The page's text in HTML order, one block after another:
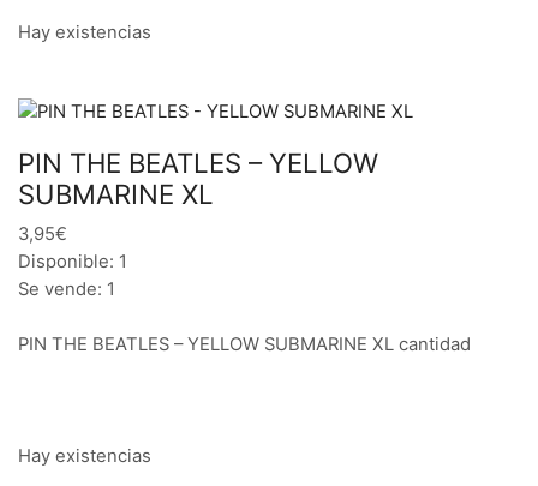
Hay existencias
PIN THE BEATLES – YELLOW
SUBMARINE XL
3,95€
Disponible: 1
Se vende: 1
PIN THE BEATLES – YELLOW SUBMARINE XL cantidad
Hay existencias